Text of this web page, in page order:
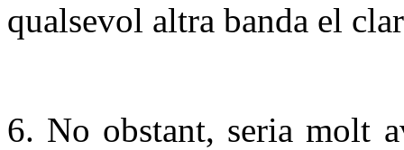
qualsevol altra banda el
6. No obstant, seria molt